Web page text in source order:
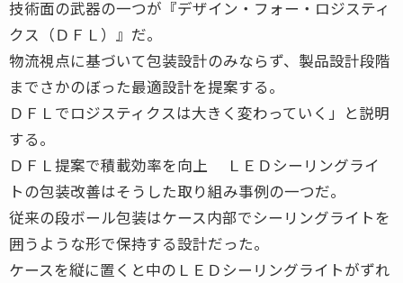
技術面の武器の一つが『デザイン・フォー・ロジスティ
クス（ＤＦＬ）』だ。
物流視点に基づいて包装設計のみならず、製品設計段階
までさかのぼった最適設計を提案する。
ＤＦＬでロジスティクスは大きく変わっていく」と説明
する。
ＤＦＬ提案で積載効率を向上 ＬＥＤシーリングライ
トの包装改善はそうした取り組み事例の一つだ。
従来の段ボール包装はケース内部でシーリングライトを
囲うような形で保持する設計だった。
ケースを縦に置くと中のＬＥＤシーリングライトがずれ